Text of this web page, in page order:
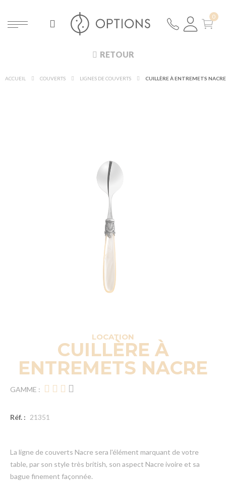
RETOUR
ACCUEIL COUVERTS LIGNES DE COUVERTS CUILLÈRE À ENTREMETS NACRE
LOCATION
CUILLÈRE À
ENTREMETS NACRE
GAMME :
Réf. : 21351
La ligne de couverts Nacre sera l'élément marquant de votre
table, par son style très british, son aspect Nacre ivoire et sa
bague finement façonnée.